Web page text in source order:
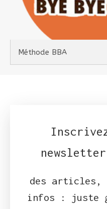
Méthode BBA
des articles,
infos : juste